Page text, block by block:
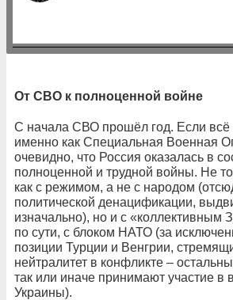
От СВО к полноценной войне
С начала СВО прошёл год. Если всё
именно как Специальная Военная
очевидно, что Россия оказалась в
полноценной и трудной войны. Не
как с режимом, а не с народом
политической денацификации,
изначально), но и с «коллективным
по сути, с блоком НАТО (за
позиции Турции и Венгрии,
нейтралитет в конфликте –
так или иначе принимают участие в
Украины).